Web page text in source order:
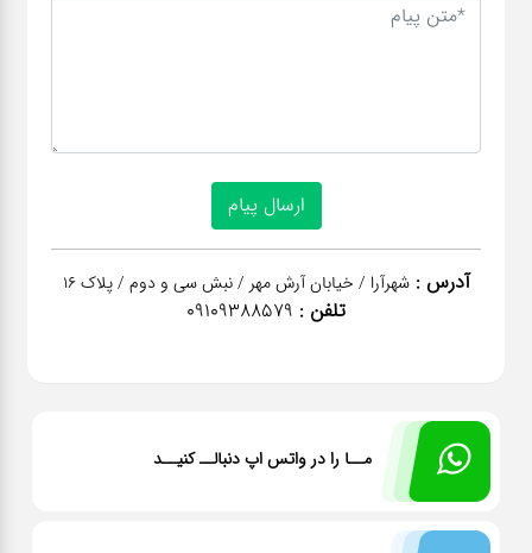
آدرس : شهرآرا / خیابان آرش مهر / نبش سی و دوم / پلاک 16
تلفن : 09109388579
مــا را در واتس اپ دنبالــ کنیــد